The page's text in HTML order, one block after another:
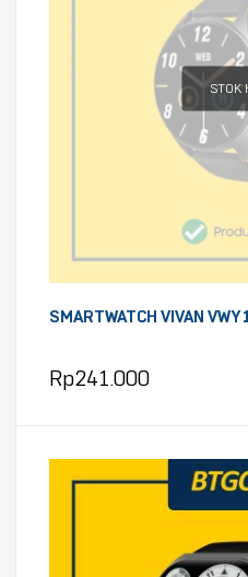
STOK
SMARTWATCH VIVAN
Rp241.000